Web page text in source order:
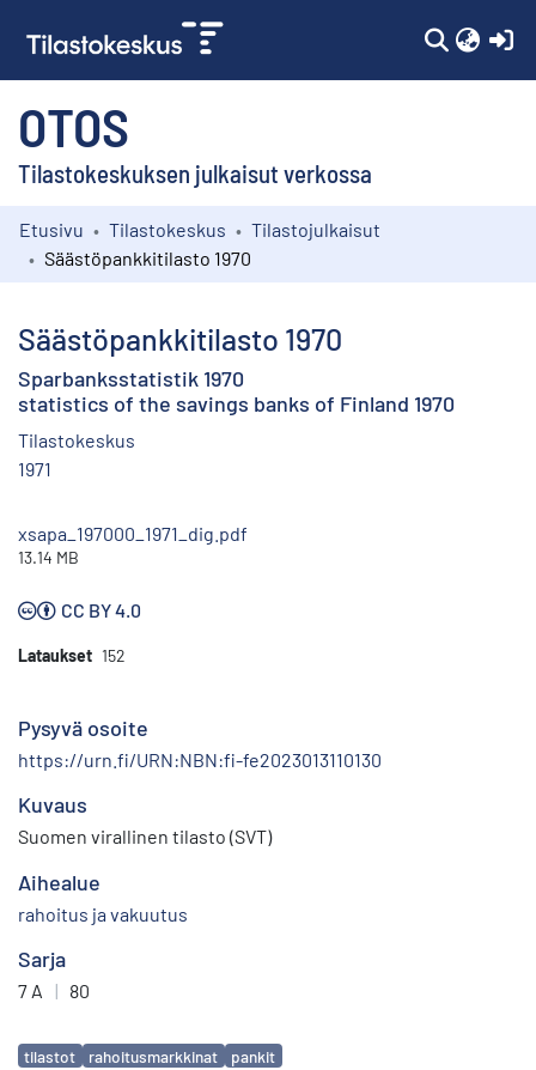
OTOS
Tilastokeskuksen julkaisut verkossa
Kokoelmat
Etusivu Tilastokeskus
Tilastojulkaisut
Säästöpankkitilasto 1970
Säästöpankkitilasto 1970
Sparbanksstatistik 1970
statistics of the savings banks of Finland 1970
Tilastokeskus
1971
xsapa_197000_1971_dig.pdf
13.14 MB
CC BY 4.0
Lataukset 152
Pysyvä osoite
https://urn.fi/URN:NBN:fi-fe2023013110130
Kuvaus
Suomen virallinen tilasto (SVT)
Aihealue
rahoitus ja vakuutus
Sarja
7 A | 80
Avainsanat
tilastot rahoitusmarkkinat pankit